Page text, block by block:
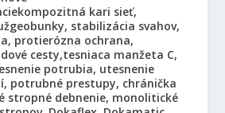
kompozitná kari sieť,
geobunky, stabilizácia svahov,
protierózna ochrana,
cesty,tesniaca manžeta C,
potrubia, utesnenie
potrubné prestupy, chránička
stropné debnenie, monolitické